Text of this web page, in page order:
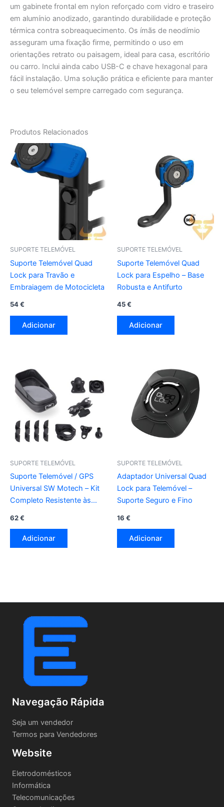
um gabinete frontal em nylon reforçado com vidro e traseiro
em alumínio anodizado, garantindo durabilidade e proteção
térmica contra sobreaquecimento. Os ímãs de neodímio
asseguram uma fixação firme, permitindo o uso em
orientações retrato ou paisagem, ideal para casa, escritório
ou carro. Inclui ainda cabo USB-C e chave hexagonal para
fácil instalação. Uma solução prática e eficiente para manter
o seu telemóvel sempre carregado com segurança.
Produtos Relacionados
SUPORTE TELEMÓVEL
Suporte Telemóvel Quad
Lock para Travão e
Embraiagem de Motocicleta
54€
Adicionar
SUPORTE TELEMÓVEL
Suporte Telemóvel Quad
Lock para Espelho – Base
Robusta e Antifurto
45€
Adicionar
SUPORTE TELEMÓVEL
Suporte Telemóvel / GPS
Universal SW Motech – Kit
Completo Resistente às
62€
Adicionar
SUPORTE TELEMÓVEL
Adaptador Universal Quad
Lock para Telemóvel –
Suporte Seguro e Fino
16 €
Adicionar
Navegação Rápida
Seja um vendedor
Termos para Vendedores
Website
Eletrodomésticos
Informática
Telecomunicações